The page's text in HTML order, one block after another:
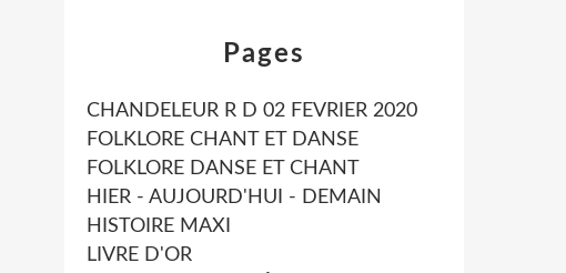
Pages
CHANDELEUR R D 02 FEVRIER 2020
FOLKLORE CHANT ET DANSE
FOLKLORE DANSE ET CHANT
HIER - AUJOURD'HUI - DEMAIN
HISTOIRE MAXI
LIVRE D'OR